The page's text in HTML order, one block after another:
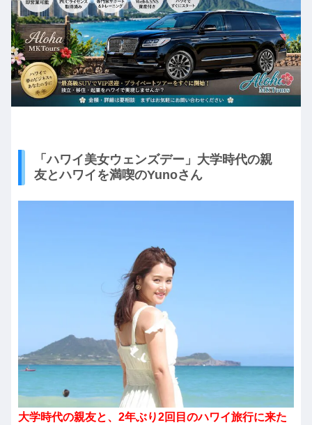
「ハワイ美女ウェンズデー」大学時代の親
友とハワイを満喫のYunoさん
大学時代の親友と、2年ぶり2回目のハワイ旅行に来た